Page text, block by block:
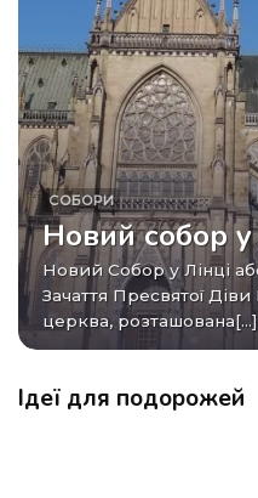
СОБОРИ
Новий собор у
Новий Собор у Лінці або Собор Непорочного
Зачаття Пресвятої
церква, розташована[...]
Ідеї для подорожей